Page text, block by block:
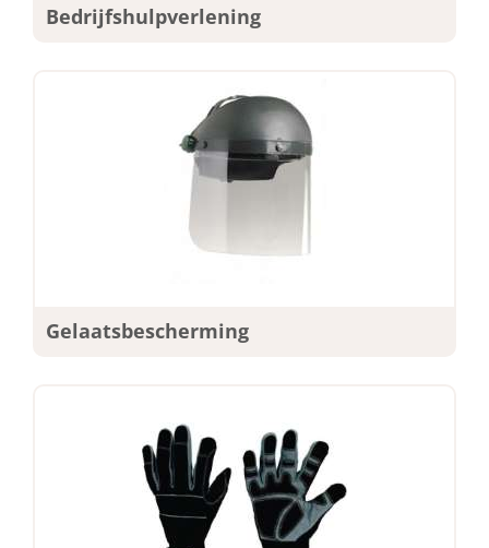
Bedrijfshulpverlening
Gelaatsbescherming